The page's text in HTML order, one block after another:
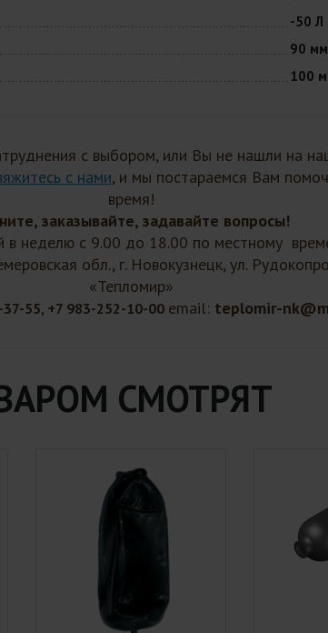
-50 Л
90 мм
100
с выбором, или Вы не нашли на
с нами, и мы постараемся Вам
время!
заказывайте, задавайте вопросы!
в неделю с 9.00 до 18.00 по местному
обл., г. Новокузнецк, ул.
«Тепломир»
55, +7 983-252-10-00 email: teplomir-
СМОТРЯТ